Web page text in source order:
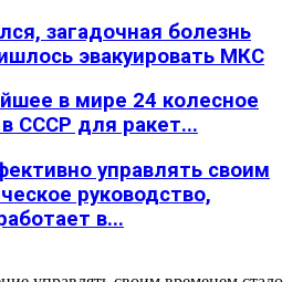
загадочная болезнь
эвакуировать МКС
в мире 24 колесное
СССР для ракет...
управлять своим
руководство,
в...